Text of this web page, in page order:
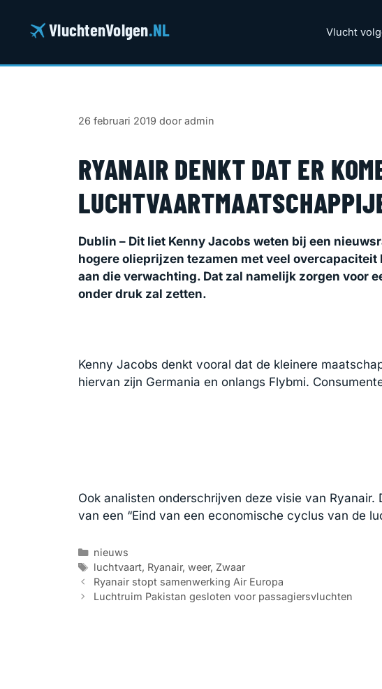
VluchtenVolgen.NL Vlucht
26 februari 2019 door admin
RYANAIR DENKT DAT ER
Dublin – Dit liet Kenny Jacobs weten bij een
hogere olieprijzen tezamen met veel
aan die verwachting. Dat zal namelijk zorgen voor
onder druk zal zetten.
Kenny Jacobs denkt vooral dat de kleinere
hiervan zijn Germania en onlangs Flybmi.
Ook analisten onderschrijven deze visie van
van een “Eind van een economische cyclus van de
Categorieën
nieuws
Tags
luchtvaart, Ryanair, weer, Zwaar
Ryanair stopt samenwerking Air Europa
Luchtruim Pakistan gesloten voor passagiersvluchten